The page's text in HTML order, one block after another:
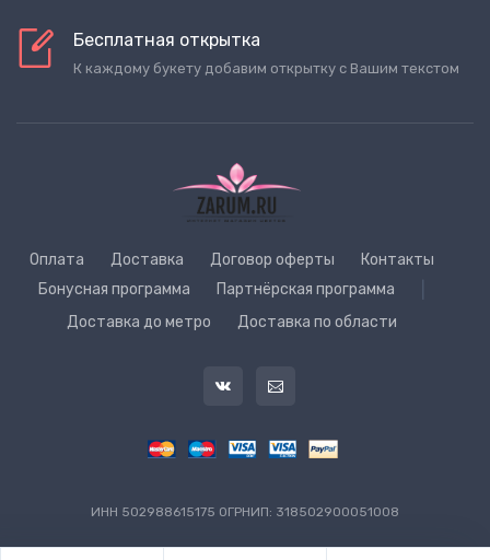
Бесплатная открытка
К каждому букету добавим открытку с Вашим текстом
Оплата Доставка Договор оферты
Контакты
Бонусная программа
Партнёрская программа
Доставка до метро Доставка по области
ИНН 502988615175 ОГРНИП: 318502900051008